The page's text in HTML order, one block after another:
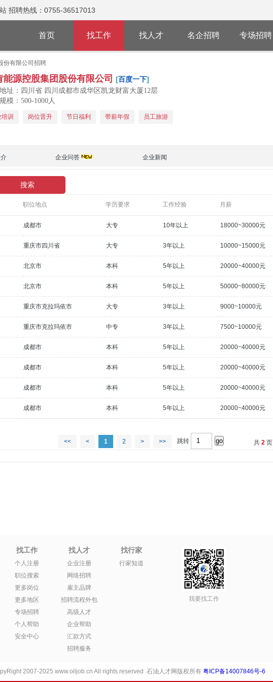
招聘热线：0755-36517013
首页 找工作 找人才 名企招聘 专场招聘
份有限公司招聘
能源控股集团股份有限公司 [百度一下]
址：四川省 四川成都市成华区凯龙财富大厦12层
模：500-1000人
训 岗位晋升 节日福利 带薪年假
员工旅游
企业问答 企业新闻
职位地点 学历要求 工作经验 月薪
成都市 大专 10年以上 18000~30000元
重庆市四川省 大专 3年以上 10000~15000元
北京市 本科 5年以上 20000~40000元
北京市 本科 5年以上 50000~80000元
重庆市克拉玛依市 大专 3年以上 9000~10000元
重庆市克拉玛依市 中专 3年以上 7500~10000元
成都市 本科 5年以上 20000~40000元
成都市 本科 5年以上 20000~40000元
成都市 本科 5年以上 20000~40000元
成都市 本科 5年以上 20000~40000元
<< < 1 2 > >> 跳转 共 2 页
找工作
个人注册
职位搜索
更多岗位
更多地区
专场招聘
个人帮助
安全中心
找人才
企业注册
网络招聘
雇主品牌
招聘流程外包
高级人才
企业帮助
汇款方式
招聘服务
找行家
行家知道
我要找工作
2007-2025 www.oiljob.cn All rights reserved .石油人才网版权所有 粤ICP备14007846号-6